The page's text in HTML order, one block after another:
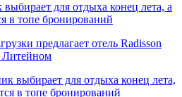
для отдыха конец лета, а
в топе бронирований
предлагает отель Radisson
Литейном